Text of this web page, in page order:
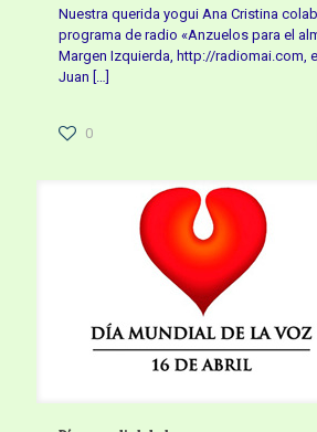
Nuestra querida yogui Ana Cristina
programa de radio «Anzuelos para el
Margen Izquierda, http://radiomai.com,
Juan […]
0